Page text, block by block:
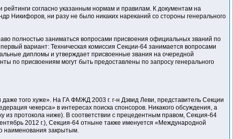
согласно указанным нормам и правилам. К документам на
Никифоров, ни разу не было никаких нареканий со стороны генерального
полностью заниматься вопросами присвоения официальных званий по
вариант: Техническая комиссия Секции-64 занимается вопросами
дипломы и утверждает присвоенные звания на очередной
по присвоениям могут быть предоставлены по запросу генерального
того хуже». На ГА ФМЖД 2003 г. г-н Дэвид Леви, представитель Секции
чекерса» в интересах поиска спонсоров. Никакого обсуждения, а
из протокола ниже). В соответствии с прецедентным правом, Секция-64
2012 г.), Секция-64 отныне также именуется «Международной
наименования закрытым.